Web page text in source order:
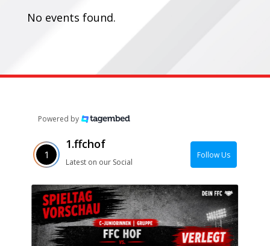
No events found.
Powered by
1.ffchof
Latest on our Social
Follow Us